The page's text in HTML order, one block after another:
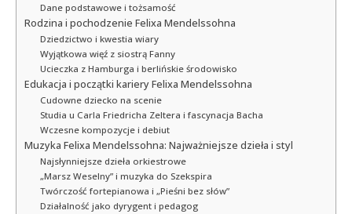
Dane podstawowe i tożsamość
Rodzina i pochodzenie Felixa Mendelssohna
Dziedzictwo i kwestia wiary
Wyjątkowa więź z siostrą Fanny
Ucieczka z Hamburga i berlińskie środowisko
Edukacja i początki kariery Felixa Mendelssohna
Cudowne dziecko na scenie
Studia u Carla Friedricha Zeltera i fascynacja Bacha
Wczesne kompozycje i debiut
Muzyka Felixa Mendelssohna: Najważniejsze dzieła i styl
Najsłynniejsze dzieła orkiestrowe
„Marsz Weselny” i muzyka do Szekspira
Twórczość fortepianowa i „Pieśni bez słów”
Działalność jako dyrygent i pedagog